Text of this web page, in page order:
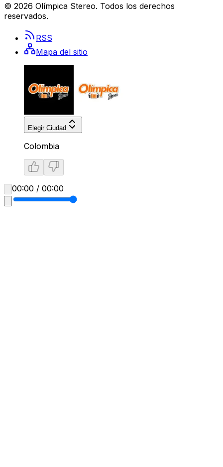
© 2026 Olímpica Stereo. Todos los derechos
reservados.
RSS
Mapa del sitio
Elegir Ciudad
Colombia
00:00 / 00:00